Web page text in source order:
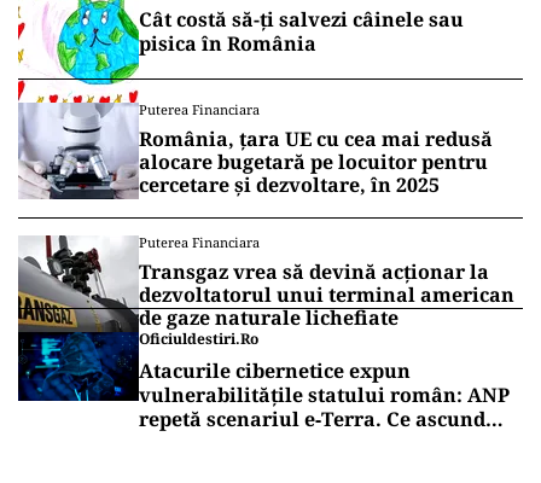
Cât costă să-ți salvezi câinele sau
pisica în România
Puterea Financiara
România, țara UE cu cea mai redusă
alocare bugetară pe locuitor pentru
cercetare și dezvoltare, în 2025
Puterea Financiara
Transgaz vrea să devină acționar la
dezvoltatorul unui terminal american
de gaze naturale lichefiate
Oficiuldestiri.ro
Atacurile cibernetice expun
vulnerabilitățile statului român: ANP
repetă scenariul e‑Terra. Ce ascund